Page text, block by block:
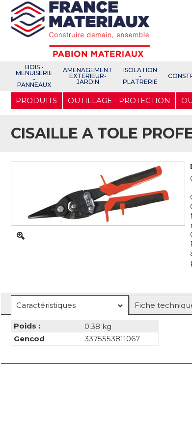
Aller
contenu
BOIS -
MENUISERIE
-
PANNEAUX
AMENAGEMENT
EXTERIEUR-
JARDIN
ISOLATION
-
PLATRERIE
PRODUITS OUTILLAGE - PROTECTION
CISAILLE A TOLE
Caractéristiques Fiche
Poids :
0.38 kg
Gencod
3375553811067